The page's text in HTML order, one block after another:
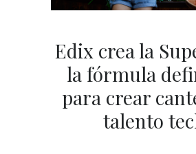
Edix crea la
la fórmula
para crear
talento